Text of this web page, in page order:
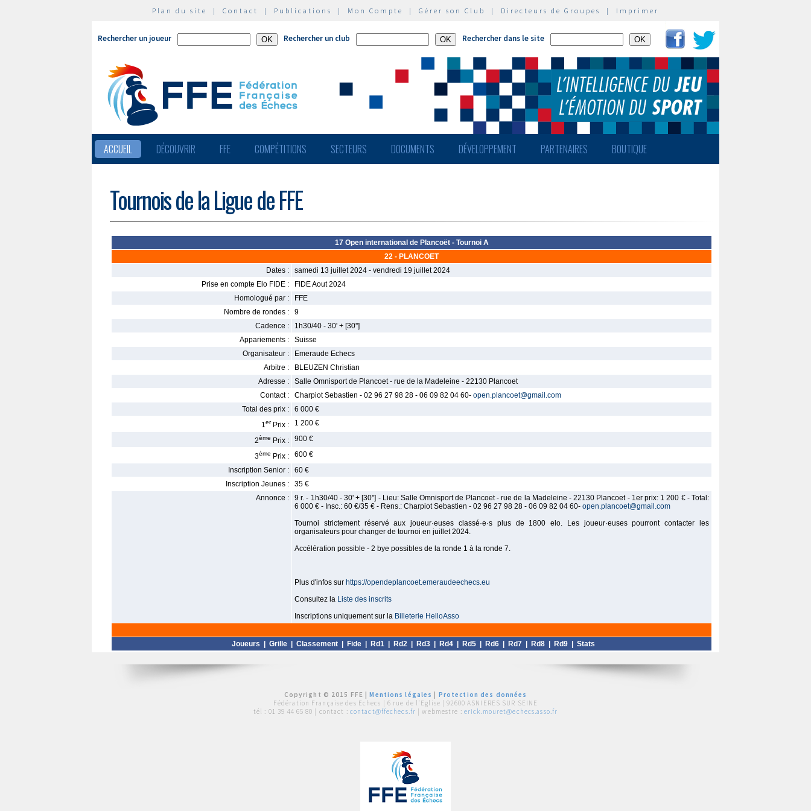
Plan du site | Contact | Publications | Mon Compte | Gérer son Club | Directeurs de Groupes | Imprimer
Rechercher un joueur Rechercher un club Rechercher dans le site
ACCUEIL DÉCOUVRIR FFE COMPÉTITIONS SECTEURS DOCUMENTS DÉVELOPPEMENT PARTENAIRES BOUTIQUE
Tournois de la Ligue de FFE
17 Open international de Plancoët - Tournoi A
22 - PLANCOET
Dates :
samedi 13 juillet 2024 - vendredi 19 juillet 2024
Prise en compte Elo FIDE :
FIDE Aout 2024
Homologué par :
FFE
Nombre de rondes :
9
Cadence :
1h30/40 - 30' + [30'']
Appariements :
Suisse
Organisateur :
Emeraude Echecs
Arbitre :
BLEUZEN Christian
Adresse :
Salle Omnisport de Plancoet - rue de la Madeleine - 22130 Plancoet
Contact :
Charpiot Sebastien - 02 96 27 98 28 - 06 09 82 04 60- open.plancoet@gmail.com
Total des prix :
6 000 €
1er Prix : 1 200 €
2ème Prix : 900 €
3ème Prix :
600 €
Inscription Senior :
60 €
Inscription Jeunes :
35 €
Annonce :
9 r. - 1h30/40 - 30' + [30''] - Lieu: Salle Omnisport de Plancoet - rue de la Madeleine - 22130 Plancoet - 1er prix: 1 200 € - Total:
6 000 € - Insc.: 60 €/35 € - Rens.: Charpiot Sebastien - 02 96 27 98 28 - 06 09 82 04 60- open.plancoet@gmail.com
Tournoi strictement réservé aux joueur·euses classé·e·s plus de 1800 elo. Les joueur·euses pourront contacter les
organisateurs pour changer de tournoi en juillet 2024.
Accélération possible - 2 bye possibles de la ronde 1 à la ronde 7.
Plus d'infos sur https://opendeplancoet.emeraudeechecs.eu
Consultez la Liste des inscrits
Inscriptions uniquement sur la Billeterie HelloAsso
Joueurs Grille Classement Fide Rd1 Rd2 Rd3 Rd4 Rd5 Rd6 Rd7 Rd8 Rd9 Stats
Copyright © 2015 FFE |Mentions légales
Protection des données
Fédération Française des Echecs | 6 rue de l'Eglise | 92600 ASNIERES SUR SEINE
tél : 01 39 44 65 80 | contact : contact@ffechecs.fr | webmestre : erick.mouret@echecs.asso.fr